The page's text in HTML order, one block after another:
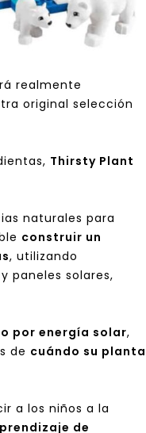
realmente
original selección
Thirsty Plant
naturales para
construir un
, utilizando
paneles solares,
por energía solar,
de cuándo su planta
a los niños a la
de